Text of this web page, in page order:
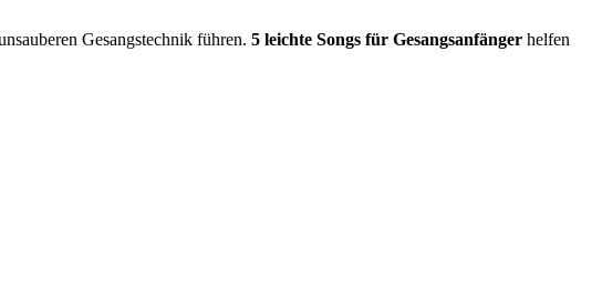
Gesangstechnik führen. 5 leichte Songs für Gesangsanfänger helfen